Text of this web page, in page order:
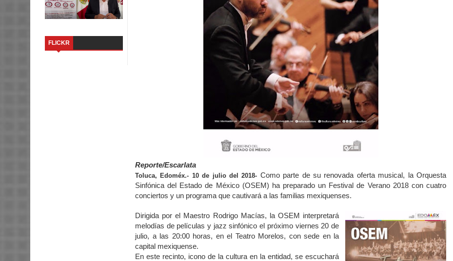
FLICKR
Reporte/Escarlata
Toluca, Edoméx.- 10 de julio del 2018- Como parte de su renovada oferta musical, la Orquesta
Sinfónica del Estado de México (OSEM) ha preparado un Festival de Verano 2018 con cuatro
conciertos y un programa que cautivará a las familias mexiquenses.
Dirigida por el Maestro Rodrigo Macías, la OSEM interpretará
melodías de películas y jazz sinfónico el próximo viernes 20 de
julio, a las 20:00 horas, en el Teatro Morelos, con sede en la
capital mexiquense.
En este recinto, icono de la cultura en la entidad, se escuchará